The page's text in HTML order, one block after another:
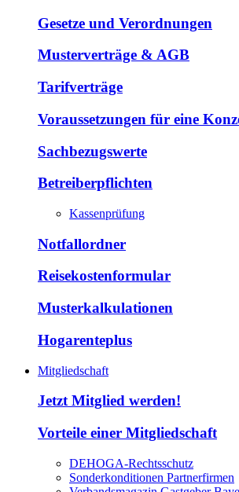
Gesetze und Verordnungen
Musterverträge & AGB
Tarifverträge
Voraussetzungen für eine
Sachbezugswerte
Betreiberpflichten
Kassenprüfung
Notfallordner
Reisekostenformular
Musterkalkulationen
Hogarenteplus
Mitgliedschaft
Jetzt Mitglied werden!
Vorteile einer Mitgliedschaft
DEHOGA-Rechtsschutz
Sonderkonditionen Partnerfirmen